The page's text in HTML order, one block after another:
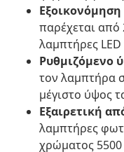
Εξοικονόμηση
παρέχεται από
λαμπτήρες
Ρυθμιζόμενο
τον λαμπτήρα
μέγιστο ύψος
Εξαιρετική
λαμπτήρες
χρώματος 5500